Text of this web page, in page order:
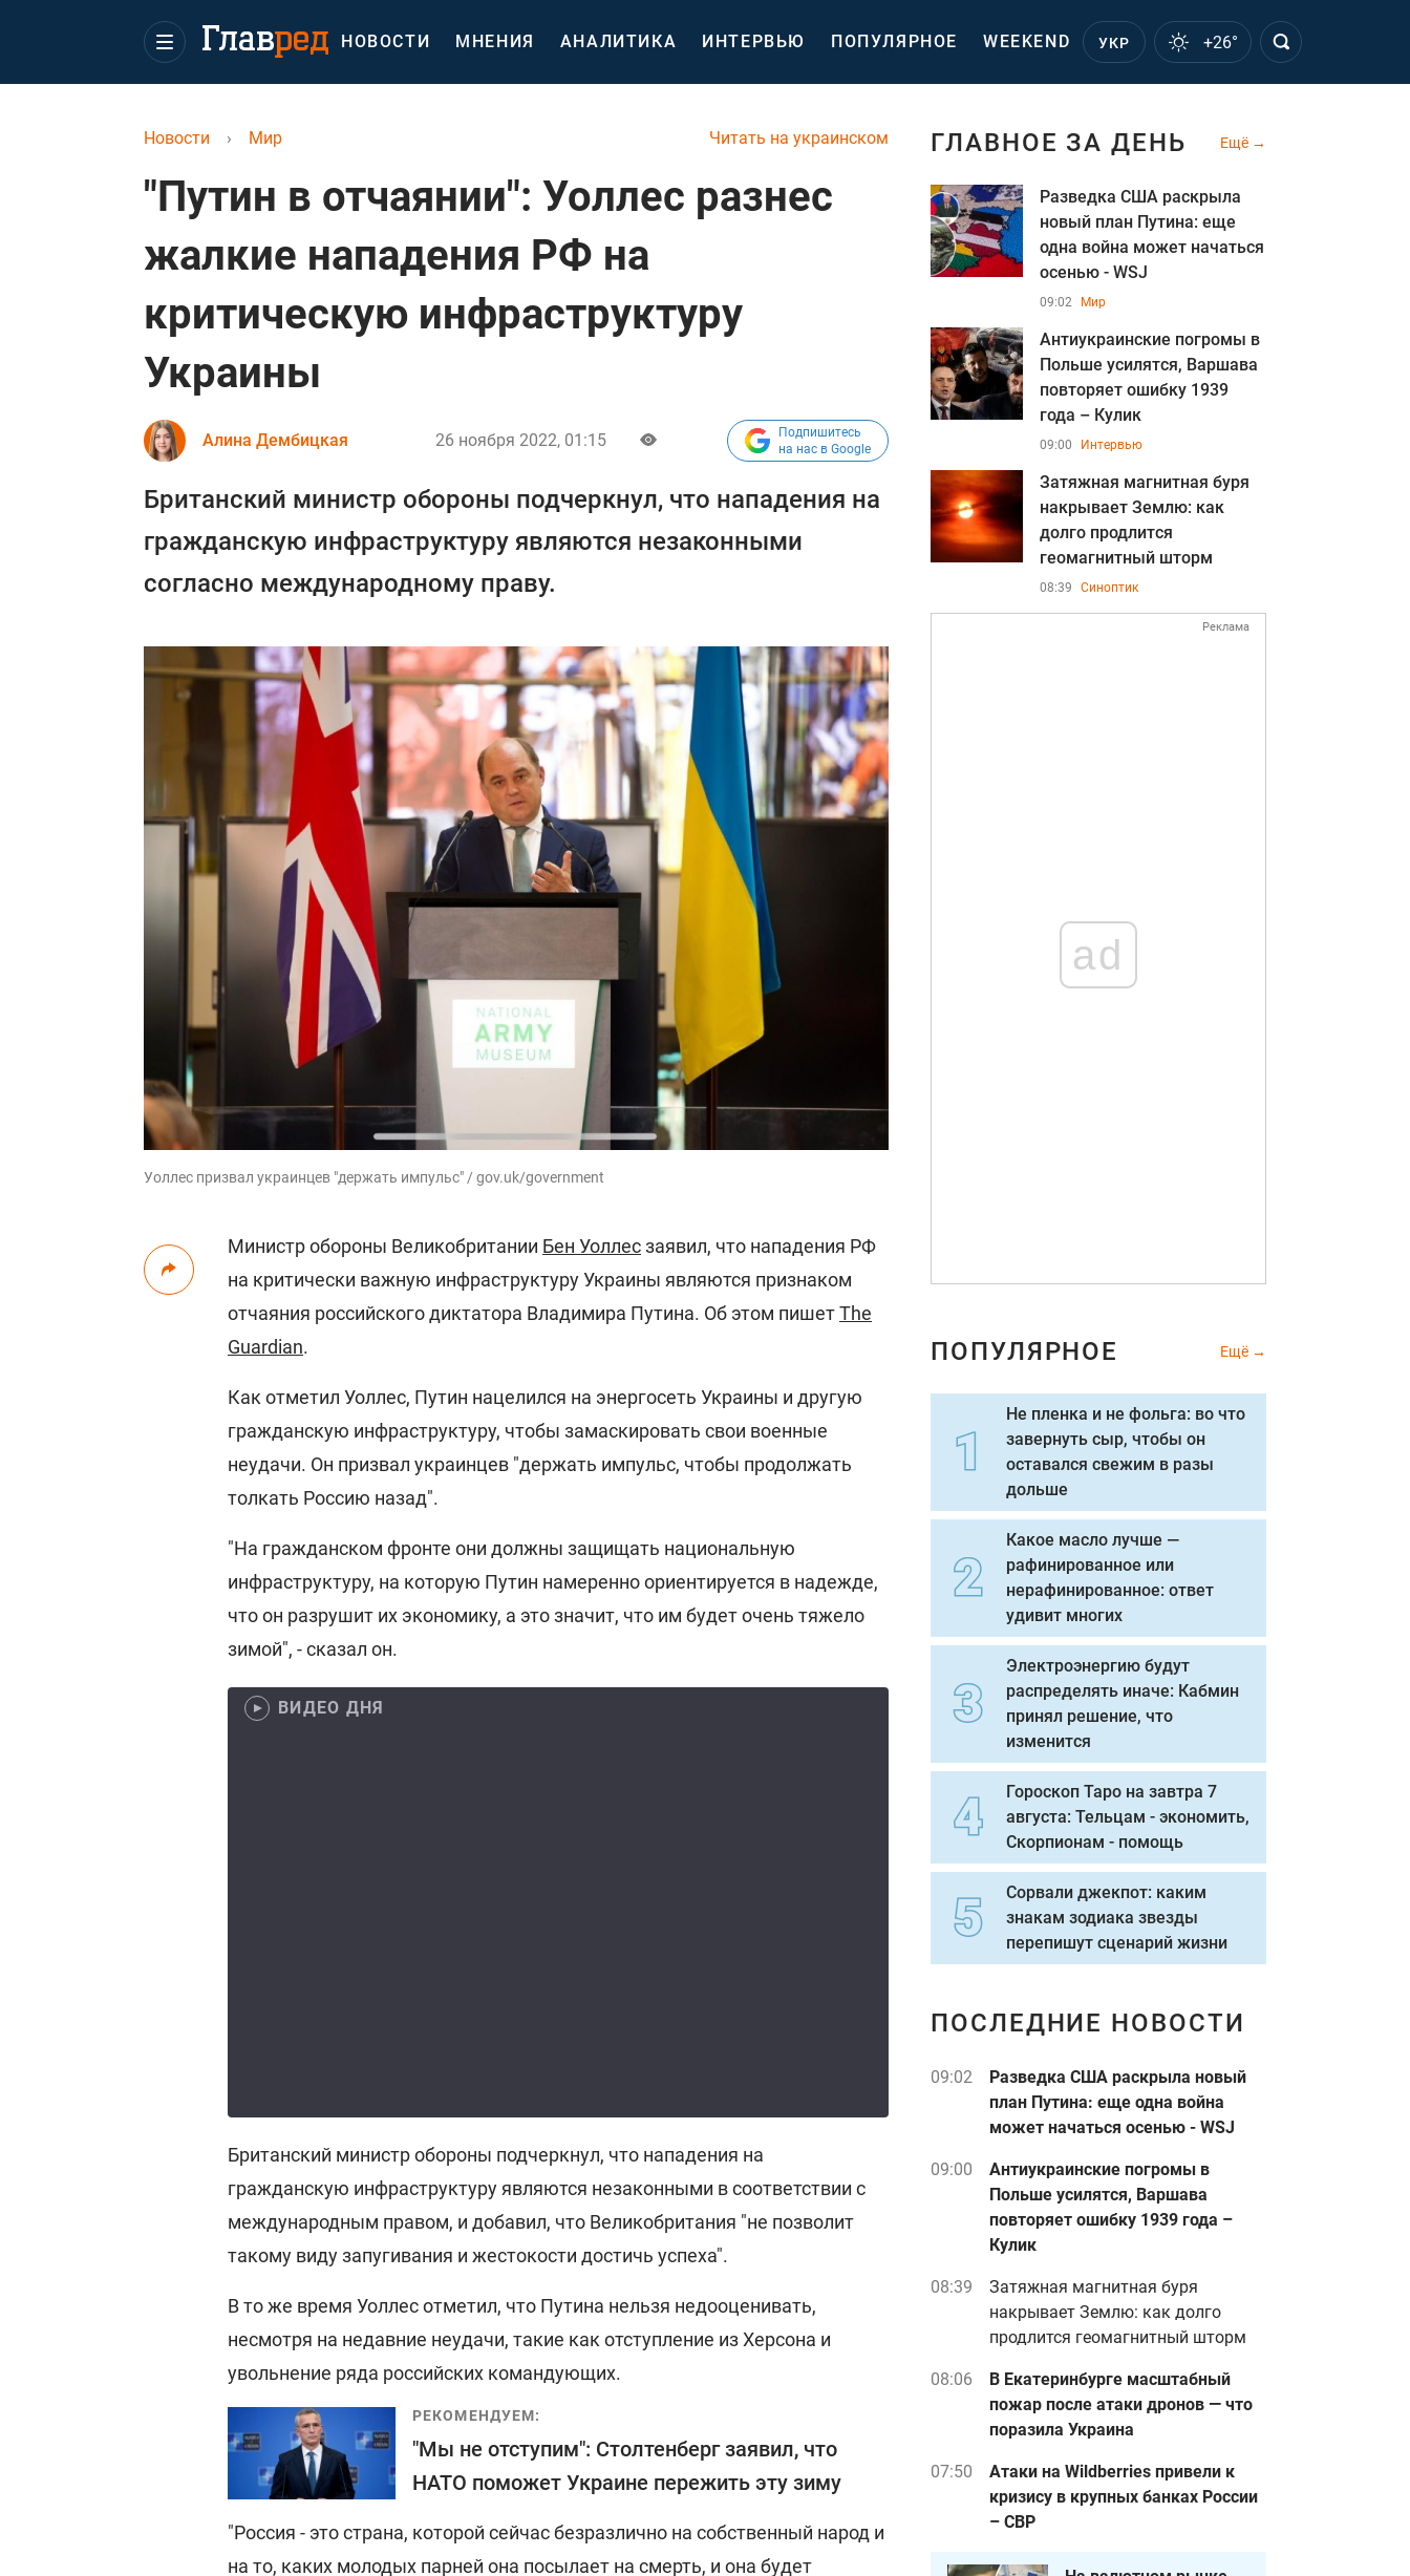
НОВОСТИ МНЕНИЯ АНАЛИТИКА ИНТЕРВЬЮ ПОПУЛЯРНОЕ WEEKEND УКР +26°
Читать на украинском
Новости › Мир
"Путин в отчаянии": Уоллес разнес
жалкие нападения РФ на
критическую инфраструктуру
Украины
Алина Дембицкая 26 ноября 2022, 01:15
Подпишитесь
на нас в Google
Британский министр обороны подчеркнул, что нападения на
гражданскую инфраструктуру являются незаконными
согласно международному праву.
Уоллес призвал украинцев "держать импульс" / gov.uk/government
Министр обороны Великобритании Бен Уоллесзаявил, что нападения РФ
на критически важную инфраструктуру Украины являются признаком
отчаяния российского диктатора Владимира Путина. Об этом пишетThe
Guardian.
Как отметил Уоллес, Путин нацелился на энергосеть Украины и другую
гражданскую инфраструктуру, чтобы замаскировать свои военные
неудачи. Он призвал украинцев "держать импульс, чтобы продолжать
толкать Россию назад".
"На гражданском фронте они должны защищать национальную
инфраструктуру, на которую Путин намеренно ориентируется в надежде,
что он разрушит их экономику, а это значит, что им будет очень тяжело
зимой", - сказал он.
ВИДЕО ДНЯ
Британский министр обороны подчеркнул, что нападения на
гражданскую инфраструктуру являются незаконными в соответствии с
международным правом, и добавил, что Великобритания "не позволит
такому виду запугивания и жестокости достичь успеха".
В то же время Уоллес отметил, что Путина нельзя недооценивать,
несмотря на недавние неудачи, такие как отступление из Херсона и
увольнение ряда российских командующих.
РЕКОМЕНДУЕМ:
"Мы не отступим": Столтенберг заявил, что
НАТО поможет Украине пережить эту зиму
"Россия - это страна, которой сейчас безразлично на собственный народ и
на то, каких молодых парней она посылает на смерть, и она будет
ГЛАВНОЕ ЗА ДЕНЬ Ещё
Разведка США раскрыла
новый план Путина: еще
одна война может начаться
осенью - WSJ
09:02 Мир
Антиукраинские погромы в
Польше усилятся, Варшава
повторяет ошибку 1939
года – Кулик
09:00 Интервью
Затяжная магнитная буря
накрывает Землю: как
долго продлится
геомагнитный шторм
08:39 Синоптик
Реклама
ad
ПОПУЛЯРНОЕ Ещё
Не пленка и не фольга: во что
завернуть сыр, чтобы он
оставался свежим в разы
дольше
Какое масло лучше —
рафинированное или
нерафинированное: ответ
удивит многих
Электроэнергию будут
распределять иначе: Кабмин
принял решение, что
изменится
Гороскоп Таро на завтра 7
августа: Тельцам - экономить,
Скорпионам - помощь
Сорвали джекпот: каким
знакам зодиака звезды
перепишут сценарий жизни
ПОСЛЕДНИЕ НОВОСТИ
09:02
Разведка США раскрыла новый
план Путина: еще одна война
может начаться осенью - WSJ
09:00
Антиукраинские погромы в
Польше усилятся, Варшава
повторяет ошибку 1939 года –
Кулик
08:39
Затяжная магнитная буря
накрывает Землю: как долго
продлится геомагнитный шторм
08:06
В Екатеринбурге масштабный
пожар после атаки дронов — что
поразила Украина
07:50
Атаки на Wildberries привели к
кризису в крупных банках России
– СВР